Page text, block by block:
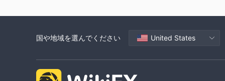
国や地域を選んでください United States